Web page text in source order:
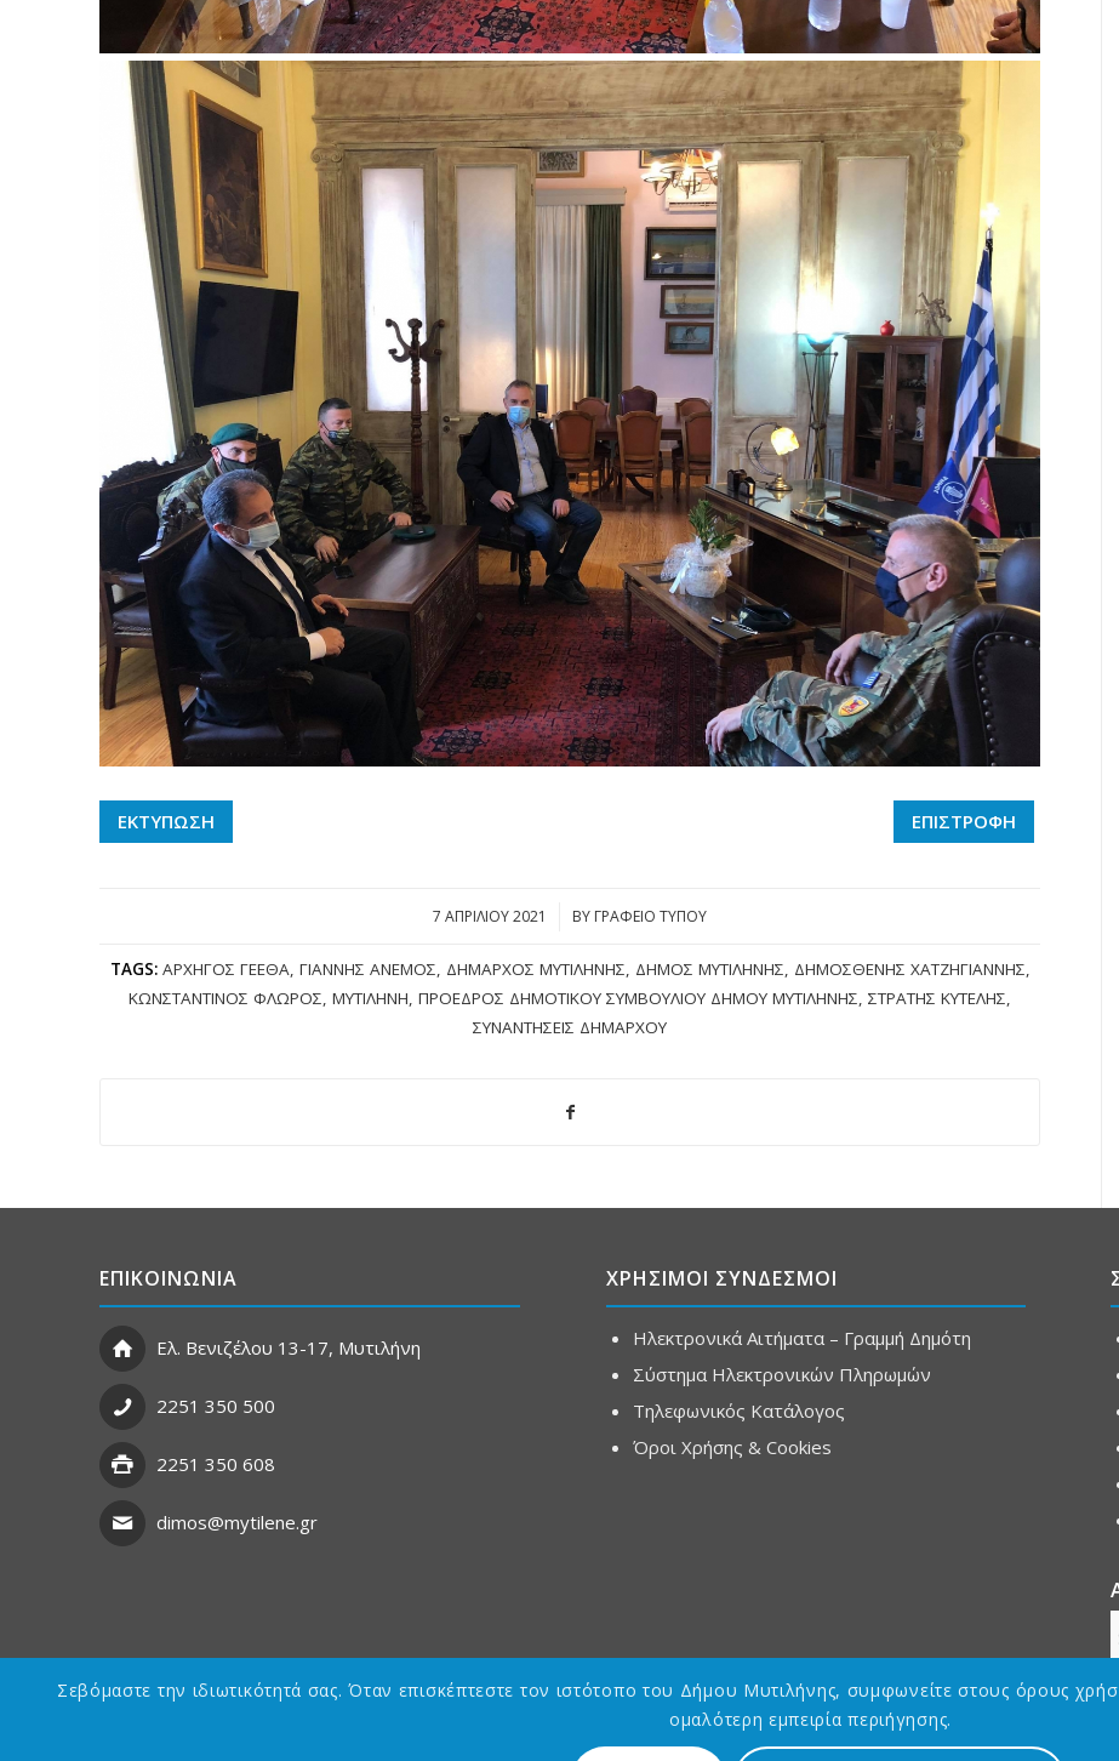
ΕΚΤΥΠΩΣΗ ΕΠΙΣΤΡΟΦΗ
7 ΑΠΡΙΛΊΟΥ 2021
/ BY ΓΡΑΦΕΙΟ ΤΥΠΟΥ
TAGS: ΑΡΧΗΓΌΣ ΓΕΕΘΑ, ΓΙΆΝΝΗΣ ΆΝΕΜΟΣ, ΔΉΜΑΡΧΟΣ ΜΥΤΙΛΉΝΗΣ, ΔΉΜΟΣ ΜΥΤΙΛΉΝΗΣ, ΔΗΜΟΣΘΈΝΗΣ ΧΑΤΖΗΓΙΆΝΝΗΣ,
ΚΩΝΣΤΑΝΤΊΝΟΣ ΦΛΏΡΟΣ, ΜΥΤΙΛΉΝΗ, ΠΡΌΕΔΡΟΣ ΔΗΜΟΤΙΚΟΎ ΣΥΜΒΟΥΛΊΟΥ ΔΉΜΟΥ ΜΥΤΙΛΉΝΗΣ, ΣΤΡΑΤΉΣ ΚΎΤΕΛΗΣ,
ΣΥΝΑΝΤΉΣΕΙΣ ΔΗΜΆΡΧΟΥ
ΕΠΙΚΟΙΝΩΝΙΑ
Ελ. Βενιζέλου 13-17, Μυτιλήνη
2251 350 500
2251 350 608
dimos@mytilene.gr
ΧΡΗΣΙΜΟΙ ΣΥΝΔΕΣΜΟΙ
Ηλεκτρονικά Αιτήματα – Γραμμή Δημότη
Σύστημα Ηλεκτρονικών Πληρωμών
Τηλεφωνικός Κατάλογος
Όροι Χρήσης & Cookies
Σεβόμαστε την ιδιωτικότητά σας. Όταν επισκέπτεστε τον ιστότοπο του Δήμου Μυτιλήνης, συμφωνείτε στους όρους
ομαλότερη εμπειρία περιήγησης.